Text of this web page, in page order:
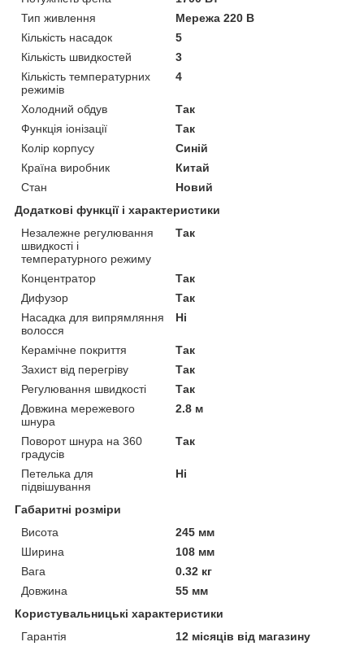
Тип живлення
Мережа 220 В
Кількість насадок
5
Кількість швидкостей
3
Кількість температурних
режимів
4
Холодний обдув
Так
Функція іонізації
Так
Колір корпусу
Синій
Країна виробник
Китай
Стан
Новий
Додаткові функції і характеристики
Незалежне регулювання
швидкості і
температурного режиму
Так
Концентратор
Так
Дифузор
Так
Насадка для випрямляння
волосся
Ні
Керамічне покриття
Так
Захист від перегріву
Так
Регулювання швидкості
Так
Довжина мережевого
шнура
2.8 м
Поворот шнура на 360
градусів
Так
Петелька для
підвішування
Ні
Габаритні розміри
Висота
245 мм
Ширина
108 мм
Вага
0.32 кг
Довжина
55 мм
Користувальницькі характеристики
Гарантія
12 місяців від магазину